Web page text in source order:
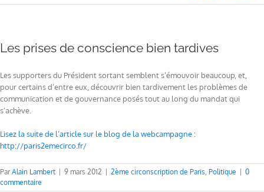
Les prises de conscience bien tardives
Les supporters du Président sortant semblent s’émouvoir beaucoup, et,
pour certains d’entre eux, découvrir bien tardivement les problèmes de
communication et de gouvernance posés tout au long du mandat qui
s’achève.
Lisez la suite de l’article sur le blog de la webcampagne :
http://paris2emecirco.fr/
ParAlain Lambert 9 mars 2012 2ème circonscription de Paris, Politique
0
commentaire